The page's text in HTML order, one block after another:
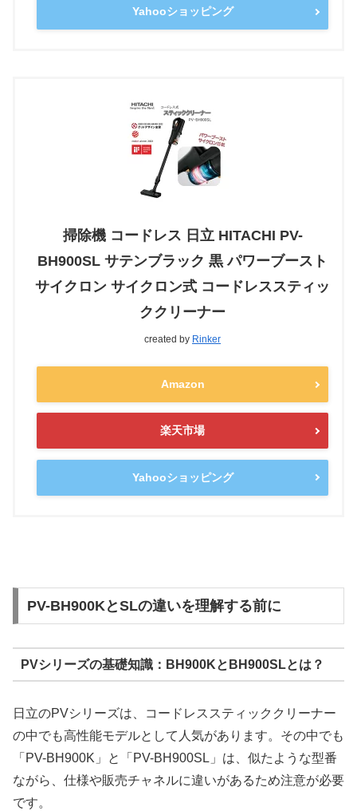
Yahooショッピング
掃除機 コードレス 日立 HITACHI PV-
BH900SL サテンブラック 黒 パワーブースト
サイクロン サイクロン式 コードレススティッ
ククリーナー
created by Rinker
Amazon
楽天市場
Yahooショッピング
PV-BH900KとSLの違いを理解する前に
PVシリーズの基礎知識：BH900KとBH900SLとは？
日立のPVシリーズは、コードレススティッククリーナー
の中でも高性能モデルとして人気があります。その中でも
「PV-BH900K」と「PV-BH900SL」は、似たような型番
ながら、仕様や販売チャネルに違いがあるため注意が必要
です。